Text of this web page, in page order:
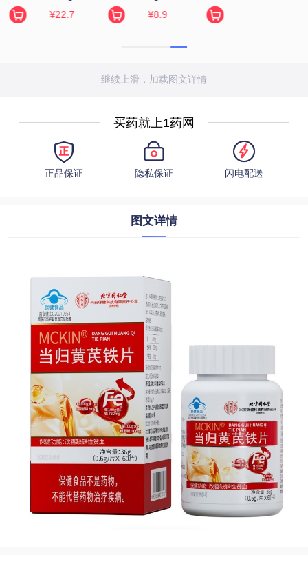
继续上滑，加载图文详情
买药就上1药网
正品保证 隐私保证 闪电配送
图文详情